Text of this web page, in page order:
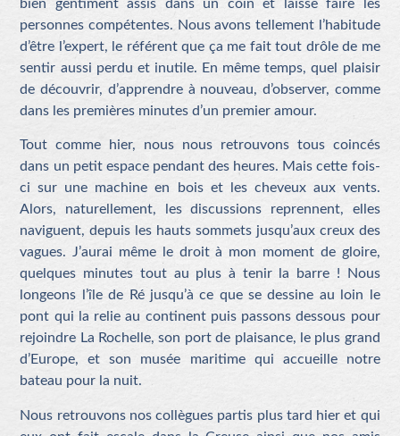
bien gentiment assis dans un coin et laisse faire les
personnes compétentes. Nous avons tellement l’habitude
d’être l’expert, le référent que ça me fait tout drôle de me
sentir aussi perdu et inutile. En même temps, quel plaisir
de découvrir, d’apprendre à nouveau, d’observer, comme
dans les premières minutes d’un premier amour.
Tout comme hier, nous nous retrouvons tous coincés
dans un petit espace pendant des heures. Mais cette fois-
ci sur une machine en bois et les cheveux aux vents.
Alors, naturellement, les discussions reprennent, elles
naviguent, depuis les hauts sommets jusqu’aux creux des
vagues. J’aurai même le droit à mon moment de gloire,
quelques minutes tout au plus à tenir la barre !
Nous
longeons l’île de Ré jusqu’à ce que se dessine au loin le
pont qui la relie au continent puis passons dessous pour
rejoindre La Rochelle, son port de plaisance, le plus grand
d’Europe, et son musée maritime qui accueille notre
bateau pour la nuit.
Nous retrouvons nos collègues partis plus tard hier et qui